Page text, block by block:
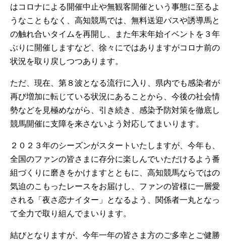
はコロナによる開催中止や無観客開催という事態に至るよ
うなこともなく、高知競馬では、無料送迎バスや誘導馬と
の触れ合いタイムを再開し、また年末年始イベントを３年
ぶりに開催しますなど、徐々にではありますがコロナ前の
状況を取り戻しつつあります。
ただ、現在、第８波となる流行に入り、県内でも感染者が
再び増加に転じている状況にあることから、今後の社会情
勢などを見極めながら、引き続き、感染予防対策を徹底し
競馬開催に支障を来さないよう対応してまいります。
２０２３年のシーズンがスタートいたしますが、今年も、
全国のファンの皆さまに存分に楽しんでいただけるよう番
組づくりに磨きをかけますとともに、高知競馬ならではの
気迫のこもったレースをお届けし、ファンの皆様に一層愛
される「夜さ恋ナイター」となるよう、関係者一丸となっ
て全力で取り組んでまいります。
結びとなりますが、今年一年の皆さま方のご多幸とご健勝